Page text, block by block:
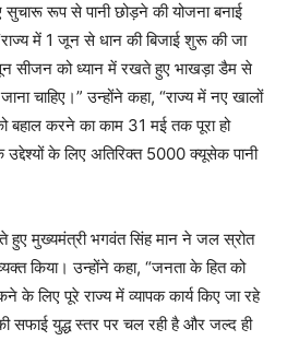
रूप से पानी छोड़ने की योजना बनाई
में 1 जून से धान की बिजाई शुरू की जा
सीजन को ध्यान में रखते हुए भाखड़ा डैम से
चाहिए।” उन्होंने कहा, “राज्य में नए खालों
बहाल करने का काम 31 मई तक पूरा हो
उद्देश्यों के लिए अतिरिक्त 5000 क्यूसेक पानी
हुए मुख्यमंत्री भगवंत सिंह मान ने जल स्रोत
किया। उन्होंने कहा, “जनता के हित को
के लिए पूरे राज्य में व्यापक कार्य किए जा रहे
सफाई युद्ध स्तर पर चल रही है और जल्द ही